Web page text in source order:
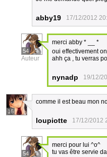
abby19 17/12/2012
54
Auteur
merci abby * __ *
oui effectivement
ahh ça , tu verras
nynadp 19/12/
16
comme il est beau mon
loupiotte 17/12/2012
54
merci pour lui ^o^
tu vas être servie